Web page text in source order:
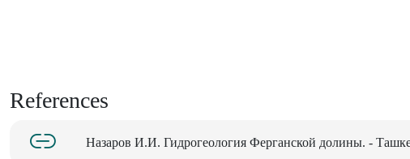
References
Назаров И.И. Гидрогеология Ферганской долины. -